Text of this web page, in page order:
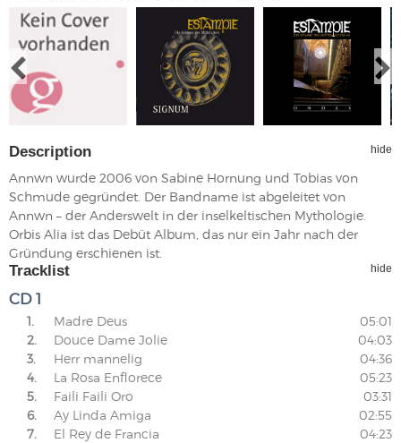
Description hide
Annwn wurde 2006 von Sabine Hornung und Tobias von
Schmude gegründet. Der Bandname ist abgeleitet von
Annwn – der Anderswelt in der inselkeltischen Mythologie.
Orbis Alia ist das Debüt Album, das nur ein Jahr nach der
Gründung erschienen ist.
Tracklist hide
CD 1
1. Madre Deus
05:01
2.
Douce Dame Jolie
04:03
3.
Herr mannelig
04:36
4.
La Rosa Enflorece
05:23
5.
Faili Faili Oro
03:31
6.
Ay Linda Amiga
02:55
7.
El Rey de Francia
04:23